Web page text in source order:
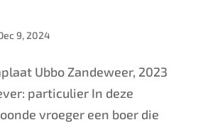
9, 2024
Ubbo Zandeweer, 2023
particulier In deze
vroeger een boer die